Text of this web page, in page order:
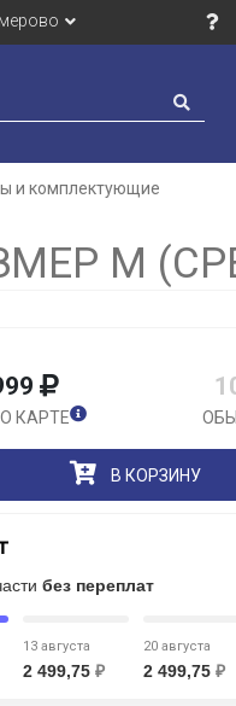
и комплектующие
М
КАРТЕ
В КОРЗИНУ
без переплат
13 августа
2 499,75 ₽
20 августа
2 499,75 ₽